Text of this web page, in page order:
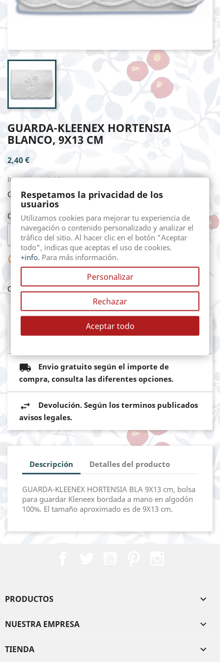
GUARDA-KLEENEX HORTENSIA
BLANCO, 9X13 CM
2,40 €
Impuestos incluidos
GUARDA-KLEENEX HORTENSIA BLANCO, 9X13 cm
Cantidad
 AÑADIR AL CARRITO
 No hay suficientes productos en stock
Compartir
Mediante pasarela de pago segura del
Envio gratuito según el importe de
compra, consulta las diferentes opciones.
Devolución. Según los terminos publicados
avisos legales.
Descripción Detalles del producto
GUARDA-KLEENEX HORTENSIA BLA 9X13 cm, bolsa
para guardar Kleneex bordada a mano en algodón
100%. El tamaño aproximado es de 9X13 cm.
PRODUCTOS 
NUESTRA EMPRESA 
TIENDA 
Respetamos la privacidad de los
usuarios
Utilizamos cookies para mejorar tu experiencia de
navegación o contenido personalizado y analizar el
tráfico del sitio. Al hacer clic en el botón "Aceptar
todo", indicas que aceptas el uso de cookies.
+info. Para más información.
Personalizar
Rechazar
Aceptar todo